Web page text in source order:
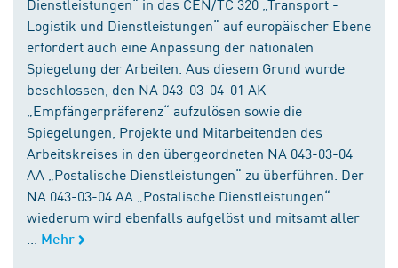
Logistik und Dienstleistungen“ auf europäischer Ebene
erfordert auch eine Anpassung der nationalen
Spiegelung der Arbeiten. Aus diesem Grund wurde
beschlossen, den NA 043-03-04-01 AK
„Empfängerpräferenz“ aufzulösen sowie die
Spiegelungen, Projekte und Mitarbeitenden des
Arbeitskreises in den übergeordneten NA 043-03-04
AA „Postalische Dienstleistungen“ zu überführen. Der
NA 043-03-04 AA „Postalische Dienstleistungen“
wiederum wird ebenfalls aufgelöst und mitsamt aller
Mehr